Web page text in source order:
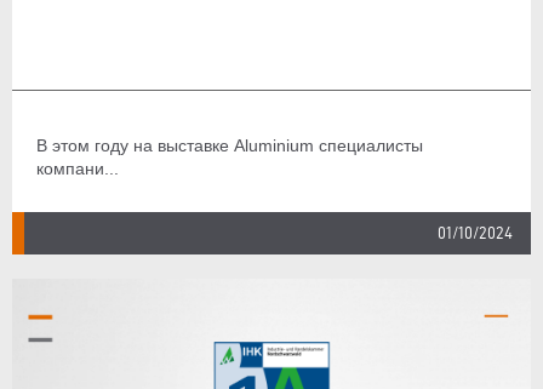
В этом году на выставке Aluminium специалисты
компани...
01/10/2024